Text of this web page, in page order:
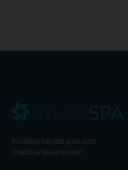
Kvalitet till rätt pris och
snabba leveranser!